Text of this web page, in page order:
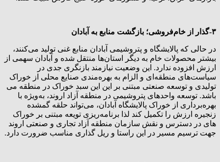
۳-گذار از خام‌فروشی؛ بازگشت منابع به آبادان
در حالی که پالایشگاه و پتروشیمی آبادان منابع غنی تولید می‌کنند،
بیشتر محصولات خام به دیگر استان‌ها منتقل شده و آبادان سهمی از
ارزش افزوده ندارد. این وضعیت نیازمند بازنگری جدی در
سیاست‌های منطقه‌ای و الزام به بهره‌مندی صنایع محلی از خوراک
تولیدی و توسعه صنعتی مبتنی بر این این سبد خوراک در منطقه می
باشد. توسعه واحدهای پتروشیمی در منطقه آزاد اروند، به‌ویژه با
بهره‌برداری از خوراک پالایشگاه آبادان، می‌تواند حلقه گمشده
زنجیره ارزش را تکمیل کند لذا برنامه‌ریزی تویعه مبتنی بر خوراک
های در دسترس و نقش سازمان منطقه آزاد تجاری و صنعتی اروند
جهت ترسیم مسیر در این راستا و ریل گذاری مناسب ضرورت دارد.